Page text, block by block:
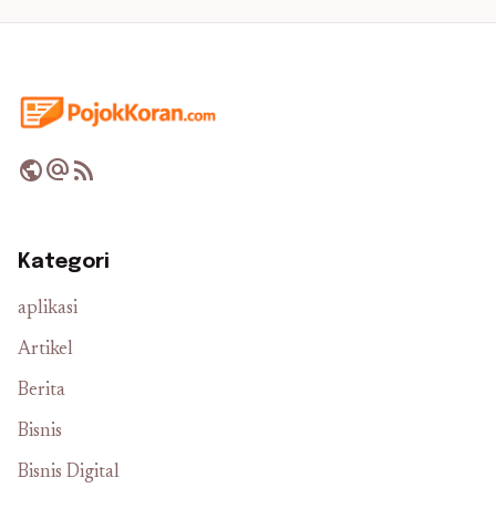
publicalternate_emailrss_feed
Kategori
aplikasi
Artikel
Berita
Bisnis
Bisnis Digital